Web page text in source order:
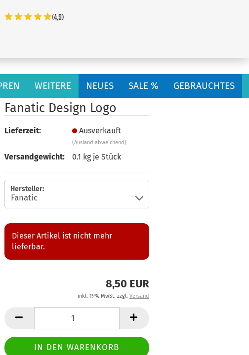
NEUES SALE % GEBRAUCHTES
WEITERE
Fanatic Design Logo
Lieferzeit: Ausverkauft
(Ausland abweichend)
Versandgewicht: 0.1 kg je Stück
Hersteller:
Dieser Artikel ist nicht mehr
lieferbar.
8,50 EUR
inkl. 19% MwSt. zzgl. Versand